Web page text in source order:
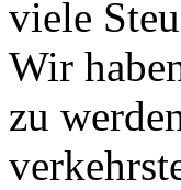
viele
Wir
zu